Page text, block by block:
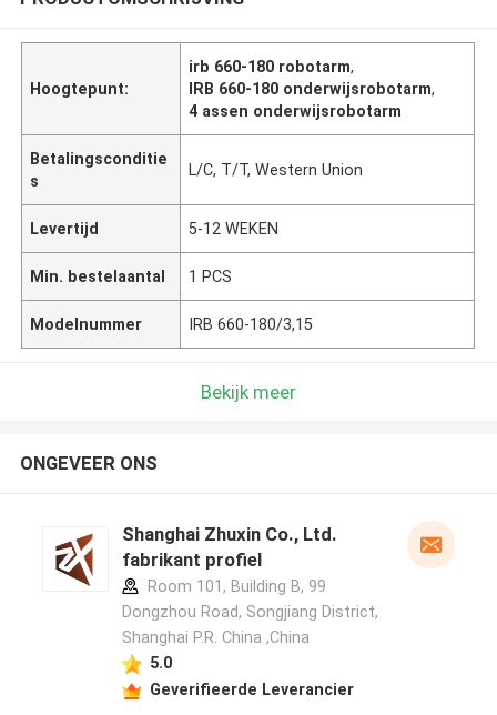
Hoogtepunt:
irb 660-180 robotarm,
IRB 660-180 onderwijsrobotarm,
4 assen onderwijsrobotarm
Betalingsconditie
s
L/C, T/T, Western Union
Levertijd 5-12 WEKEN
Min. bestelaantal 1 PCS
Modelnummer IRB 660-180/3,15
Bekijk meer
ONGEVEER ONS
Shanghai Zhuxin Co., Ltd.
fabrikant profiel
Room 101, Building B, 99
Dongzhou Road, Songjiang District,
Shanghai P.R. China ,China
5.0
Geverifieerde Leverancier